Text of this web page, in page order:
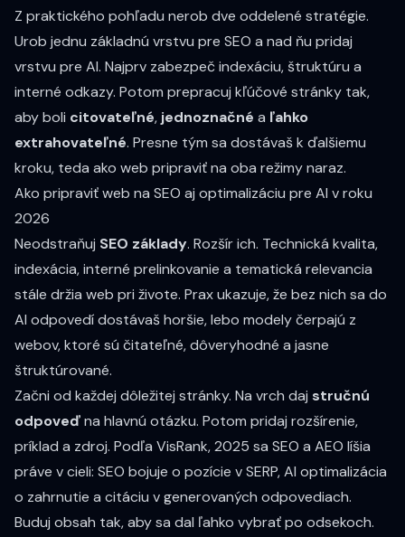
Z praktického pohľadu nerob dve oddelené stratégie.
Urob jednu základnú vrstvu pre SEO a nad ňu pridaj
vrstvu pre AI. Najprv zabezpeč indexáciu, štruktúru a
interné odkazy. Potom prepracuj kľúčové stránky tak,
aby boli citovateľné, jednoznačné a ľahko
extrahovateľné. Presne tým sa dostávaš k ďalšiemu
kroku, teda ako web pripraviť na oba režimy naraz.
Ako pripraviť web na SEO aj optimalizáciu pre AI v roku
2026
Neodstraňuj SEO základy. Rozšír ich. Technická kvalita,
indexácia, interné prelinkovanie a tematická relevancia
stále držia web pri živote. Prax ukazuje, že bez nich sa do
AI odpovedí dostávaš horšie, lebo modely čerpajú z
webov, ktoré sú čitateľné, dôveryhodné a jasne
štruktúrované.
Začni od každej dôležitej stránky. Na vrch daj stručnú
odpoveďna hlavnú otázku. Potom pridaj rozšírenie,
príklad a zdroj. Podľa VisRank, 2025 sa SEO a AEO líšia
práve v cieli: SEO bojuje o pozície v SERP, AI optimalizácia
o zahrnutie a citáciu v generovaných odpovediach.
Buduj obsah tak, aby sa dal ľahko vybrať po odsekoch.